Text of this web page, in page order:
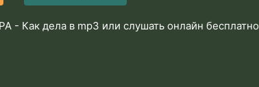
- Как дела в mp3 или слушать онлайн бесплатно